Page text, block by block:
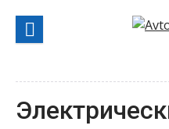
содержанию